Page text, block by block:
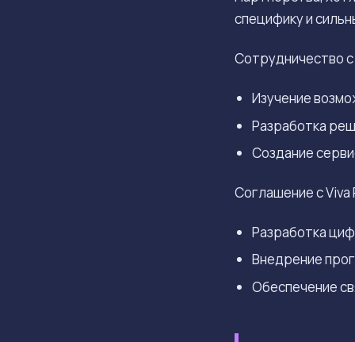
специфику и
Сотрудничество с
Изучение
Разработка
Создание
Соглашение с Viva
Разработка
Внедрение
Обеспечение